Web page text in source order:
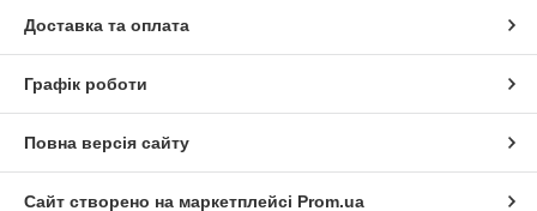
Доставка та оплата
Графік роботи
Повна версія сайту
Сайт створено на маркетплейсі Prom.ua